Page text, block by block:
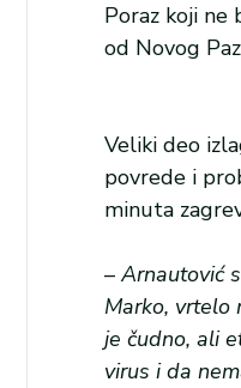
Poraz koji ne
od Novog
Veliki deo
povrede i
minuta
–Arnautović
Marko, vrtelo
je čudno, ali
virus i da